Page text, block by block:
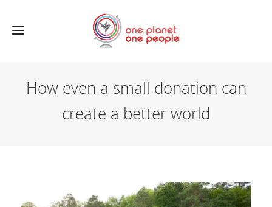
How even a small donation can
create a better world